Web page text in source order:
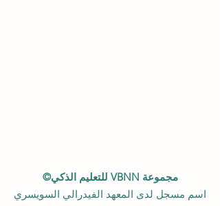
مجموعة VBNN للتعليم الذكي©
اسم مسجل لدى المعهد الفيدرالي السويسري